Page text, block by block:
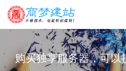
购买独享服务器，可以